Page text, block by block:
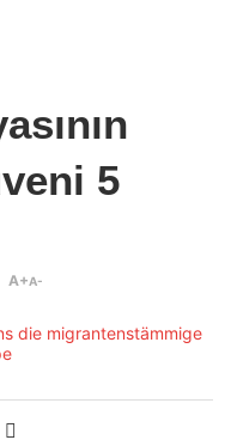
5
A+A-